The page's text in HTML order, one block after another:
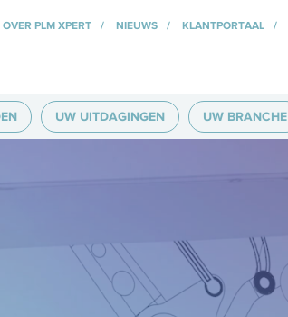
OVER PLM XPERT NIEUWS KLANTPORTAAL
UW UITDAGINGEN UW BRANCHE